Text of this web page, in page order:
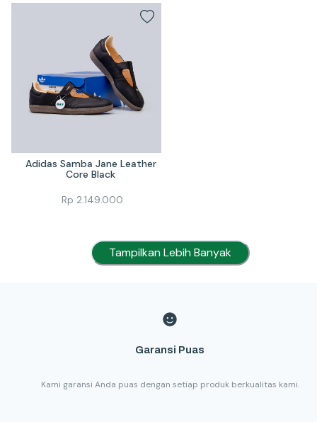
Adidas Samba Jane Leather
Core Black
Rp 2.149.000
Tampilkan Lebih Banyak
Garansi Puas
Kami garansi Anda puas dengan setiap produk berkualitas kami.